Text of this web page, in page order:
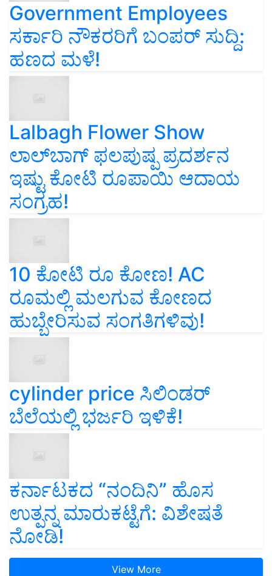
Government Employees
ಸರ್ಕಾರಿ ನೌಕರರಿಗೆ ಬಂಪರ್‌ ಸುದ್ದಿ:
ಹಣದ ಮಳೆ!
Lalbagh Flower Show
ಲಾಲ್‌ಬಾಗ್ ಫಲಪುಷ್ಪ ಪ್ರದರ್ಶನ
ಇಷ್ಟು ಕೋಟಿ ರೂಪಾಯಿ ಆದಾಯ
ಸಂಗ್ರಹ!
10 ಕೋಟಿ ರೂ ಕೋಣ! AC
ರೂಮಲ್ಲಿ ಮಲಗುವ ಕೋಣದ
ಹುಬ್ಬೇರಿಸುವ ಸಂಗತಿಗಳಿವು!
cylinder price ಸಿಲಿಂಡರ್‌
ಬೆಲೆಯಲ್ಲಿ ಭರ್ಜರಿ ಇಳಿಕೆ!
ಕರ್ನಾಟಕದ “ನಂದಿನಿ” ಹೊಸ
ಉತ್ಪನ್ನ ಮಾರುಕಟ್ಟೆಗೆ: ವಿಶೇಷತೆ
ನೋಡಿ!
View More